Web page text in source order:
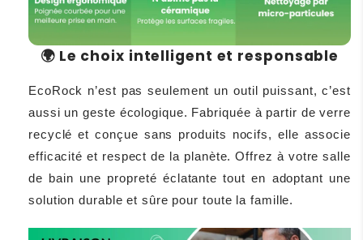
🌍Le choix intelligent et responsable
EcoRock n’est pas seulement un outil puissant, c’est
aussi un geste écologique. Fabriquée à partir de verre
recyclé et conçue sans produits nocifs, elle associe
efficacité et respect de la planète. Offrez à votre salle
de bain une propreté éclatante tout en adoptant une
solution durable et sûre pour toute la famille.